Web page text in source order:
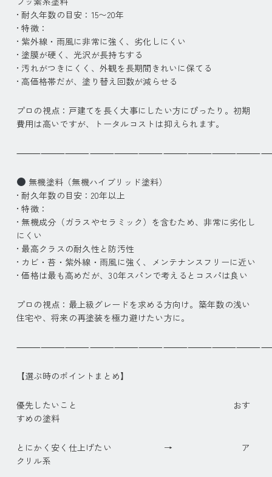
• 耐久年数の目安： 15〜20年
• 特徴：
• 紫外線・雨風に非常に強く、劣化しにくい
• 塗膜が硬く、光沢が長持ちする
• 汚れがつきにくく、外観を長期間きれいに保てる
• 高価格帯だが、塗り替え回数が減らせる
プロの視点：戸建てを長く大事にしたい方にぴったり。初期
費用は高いですが、トータルコストは抑えられます。
無機塗料（無機ハイブリッド塗料）
• 耐久年数の目安： 20年以上
• 特徴：
• 無機成分（ガラスやセラミック）を含むため、非常に劣化し
にくい
• 最高クラスの耐久性と防汚性
• カビ・苔・紫外線・雨風に強く、メンテナンスフリーに近い
• 価格は最も高めだが、30年スパンで考えるとコスパは良い
プロの視点：最上級グレードを求める方向け。築年数の浅い
住宅や、将来の再塗装を極力避けたい方に。
【選ぶ時のポイントまとめ】
優先したいこと おす
すめの塗料
とにかく安く仕上げたい → ア
クリル系